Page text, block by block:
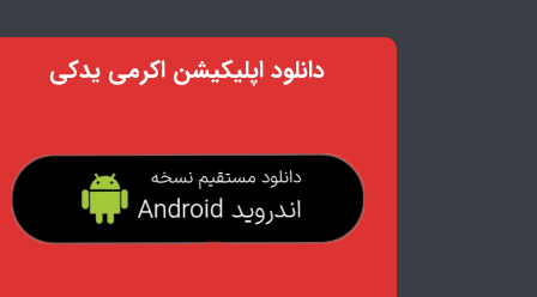
دانلود اپلیکیشن اکرمی یدکی